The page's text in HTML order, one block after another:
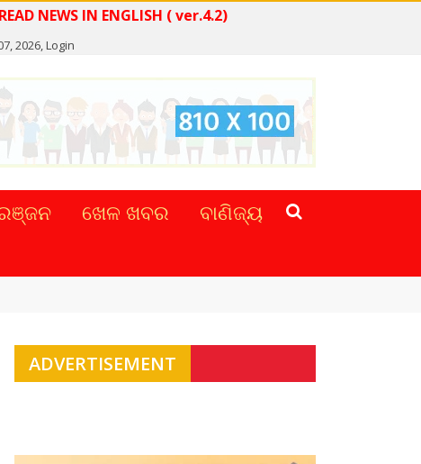
READ NEWS IN ENGLISH ( ver.4.2)
2026,Login
ଖେଳ ଖବର
ବାଣିଜ୍ୟ
ADVERTISEMENT